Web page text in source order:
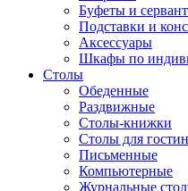
Буфеты и
Подставки и
Аксессуары
Шкафы по
Столы
Обеденные
Раздвижные
Столы-книжки
Столы для
Письменные
Компьютерные
Журнальные